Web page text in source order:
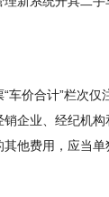
价合计”栏次仅
企业、经纪机
他费用，应当